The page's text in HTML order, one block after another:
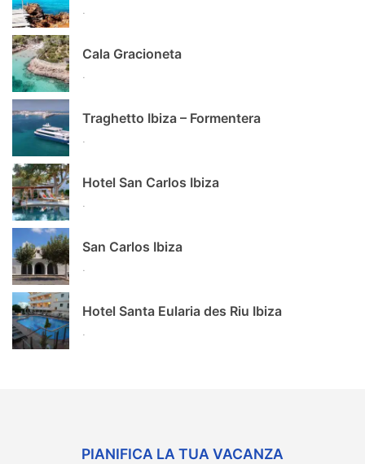
Cala Gracioneta
Traghetto Ibiza – Formentera
Hotel San Carlos Ibiza
San Carlos Ibiza
Hotel Santa Eularia des Riu Ibiza
PIANIFICA LA TUA VACANZA